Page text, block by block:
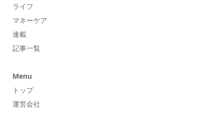
ライフ
マネーケア
連載
記事一覧
Menu
トップ
運営会社